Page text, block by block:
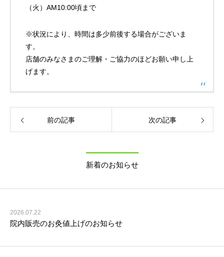
（火）AM10:00頃まで
※状況により、時間は多少前後する場合がございま
す。
店舗のみなさまのご理解・ご協力のほどお願い申し上
げます。
前の記事 次の記事
新着のお知らせ
2026.07.22
院内販売のお灸値上げのお知らせ